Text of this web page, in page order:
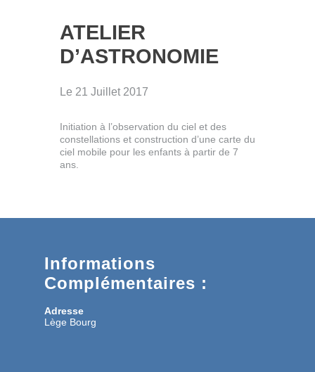
ATELIER
D’ASTRONOMIE
Le 21 Juillet 2017
Initiation à l’observation du ciel et des
constellations et construction d’une carte du
ciel mobile pour les enfants à partir de 7
ans.
Informations
Complémentaires :
Adresse
Lège Bourg